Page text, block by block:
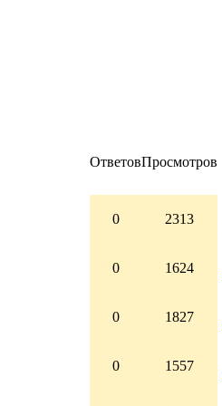
ОтветовПросмотров
0 2313
0 1624
0 1827
0 1557